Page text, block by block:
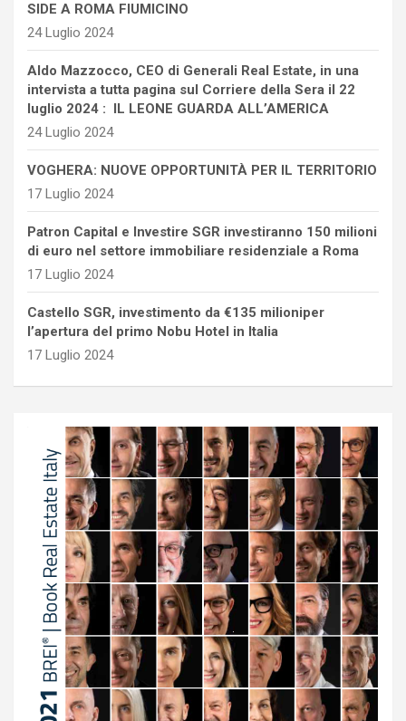
SIDE A ROMA FIUMICINO
24 Luglio 2024
Aldo Mazzocco, CEO di Generali Real Estate, in una
intervista a tutta pagina sul Corriere della Sera il 22
luglio 2024 : IL LEONE GUARDA ALL’AMERICA
24 Luglio 2024
VOGHERA: NUOVE OPPORTUNITÀ PER IL TERRITORIO
17 Luglio 2024
Patron Capital e Investire SGR investiranno 150 milioni
di euro nel settore immobiliare residenziale a Roma
17 Luglio 2024
Castello SGR, investimento da €135 milioniper
l’apertura del primo Nobu Hotel in Italia
17 Luglio 2024